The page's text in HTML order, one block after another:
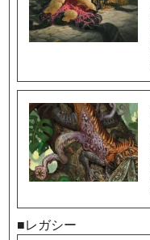
■レガシー